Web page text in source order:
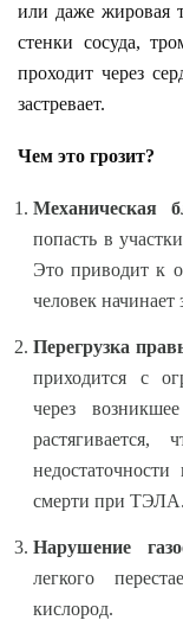
или даже жировая
стенки сосуда,
проходит через
застревает.
Чем это грозит?
Механическая
попасть в
Это приводит к
человек начинает
Перегрузка
приходится с
через
смерти при ТЭЛА.
Нарушение
легкого
кислород.